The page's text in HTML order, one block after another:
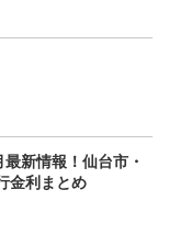
ト
たライトコー
ベートな時間を
新情報！仙台市・
金利まとめ